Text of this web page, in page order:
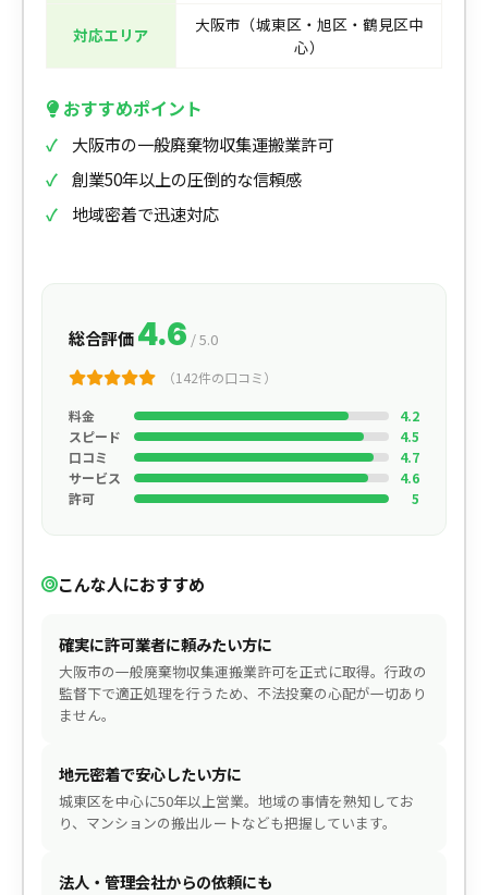
対応エリア
大阪市（城東区・旭区・鶴見区中
心）
おすすめポイント
大阪市の一般廃棄物収集運搬業許可
創業50年以上の圧倒的な信頼感
地域密着で迅速対応
総合評価4.6 / 5.0
（142件の口コミ）
料金
4.2
スピード
4.5
口コミ
4.7
サービス
4.6
許可
5
こんな人におすすめ
確実に許可業者に頼みたい方に
大阪市の一般廃棄物収集運搬業許可を正式に取得。行政の
監督下で適正処理を行うため、不法投棄の心配が一切あり
ません。
地元密着で安心したい方に
城東区を中心に50年以上営業。地域の事情を熟知してお
り、マンションの搬出ルートなども把握しています。
法人・管理会社からの依頼にも